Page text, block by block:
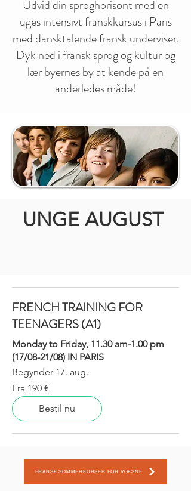
Udvid din sproghorisont med en
uges intensivt franskkursus i Paris
med dansktalende fransk underviser.
Dyk ned i fransk sprog og kultur og
lær byernes by at kende på en
anderledes måde!
UNGE AUGUST
FRENCH TRAINING FOR
TEENAGERS (A1)
Monday to Friday, 11.30 am-1.00 pm
(17/08-21/08) IN PARIS
Begynder 17. aug.
190
euro
Fra 190 €
Bestil nu
FRANSK SOMMERKURSER FOR VOKSNE